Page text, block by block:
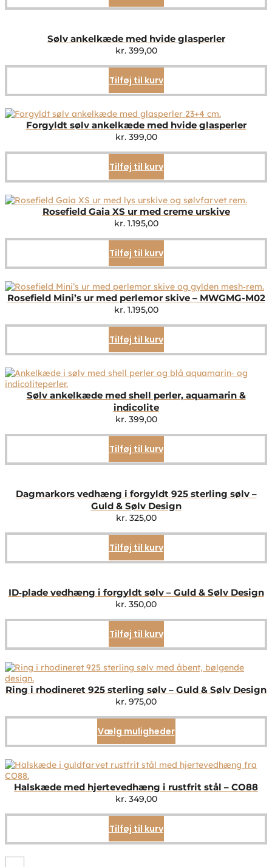
Sølv ankelkæde med hvide glasperler
kr.399,00
Tilføj til kurv
Forgyldt sølv ankelkæde med hvide glasperler
kr.399,00
Tilføj til kurv
Rosefield Gaia XS ur med creme urskive
kr.1.195,00
Tilføj til kurv
Rosefield Mini’s ur med perlemor skive – MWGMG-M02
kr.1.195,00
Tilføj til kurv
Sølv ankelkæde med shell perler, aquamarin &
indicolite
kr.399,00
Tilføj til kurv
Dagmarkors vedhæng i forgyldt 925 sterling sølv –
Guld & Sølv Design
kr.325,00
Tilføj til kurv
ID‑plade vedhæng i forgyldt sølv – Guld & Sølv Design
kr. 350,00
Tilføj til kurv
Ring i rhodineret 925 sterling sølv – Guld & Sølv Design
kr. 975,00
Vælg mulighederDette
vare
flere
Mulighederne
på
Halskæde med hjertevedhæng i rustfrit stål – CO88
kr.349,00
Tilføj til kurv